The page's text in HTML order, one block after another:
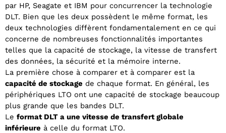
par HP, Seagate et IBM pour concurrencer la technologie
DLT. Bien que les deux possèdent le même format, les
deux technologies diffèrent fondamentalement en ce qui
concerne de nombreuses fonctionnalités importantes
telles que la capacité de stockage, la vitesse de transfert
des données, la sécurité et la mémoire interne.
La première chose à comparer et à comparer est la
capacité de stockage de chaque format. En général, les
périphériques LTO ont une capacité de stockage beaucoup
plus grande que les bandes DLT.
Le format DLT a une vitesse de transfert globale
inférieure à celle du format LTO.